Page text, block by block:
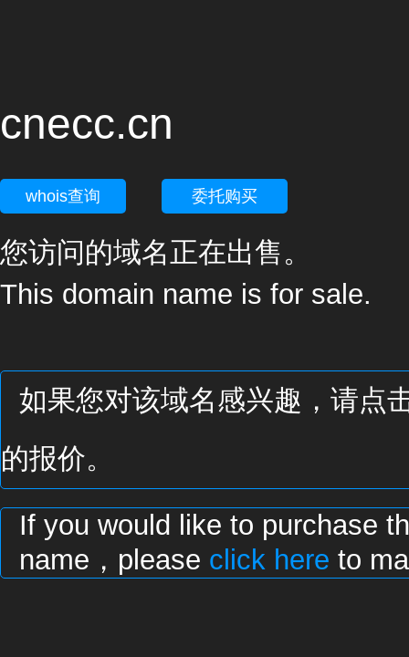
cnecc.cn
whois查询 委托购买
您访问的域名正在出售。
This domain name is for sale.
如果您对该域名感兴趣，请点
的报价。
If you would like to purchase
name，please click here to